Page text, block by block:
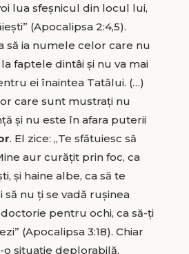
lua sfeșnicul din locul lui,
(Apocalipsa 2:4,5).
să ia numele celor care nu
faptele dintâi și nu va mai
ei înaintea Tatălui. (…)
care sunt mustrați nu
și nu este în afara puterii
. El zice: „Te sfătuiesc să
aur curățit prin foc, ca
și haine albe, ca să te
nu ți se vadă rușinea
pentru ochi, ca să-ți
(Apocalipsa 3:18). Chiar
o situație deplorabilă,